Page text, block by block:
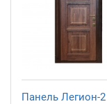
Панель Легион-2